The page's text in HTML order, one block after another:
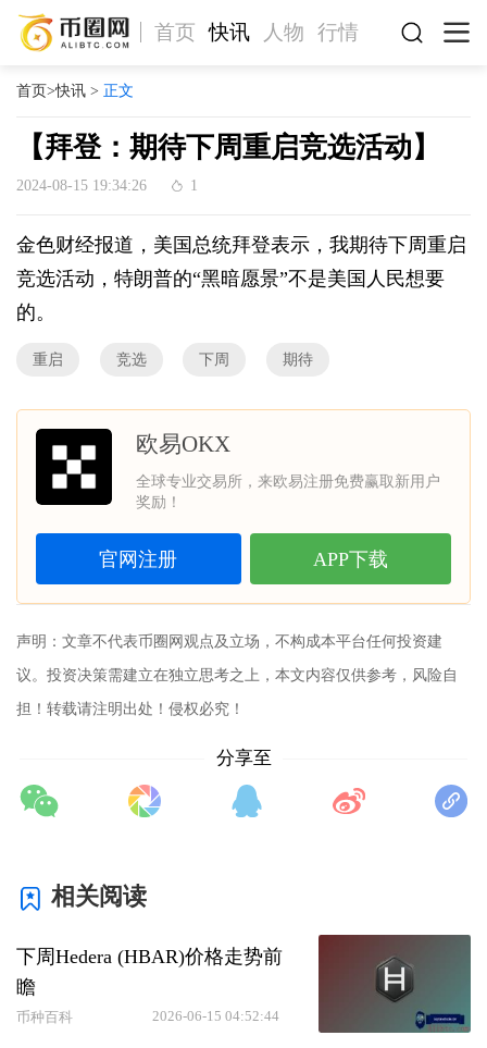
首页 快讯 人物 行情
首页>快讯> 正文
【拜登：期待下周重启竞选活动】
2024-08-15 19:34:26 1
金色财经报道，美国总统拜登表示，我期待下周重启
竞选活动，特朗普的“黑暗愿景”不是美国人民想要
的。
重启 竞选 下周 期待
欧易OKX
全球专业交易所，来欧易注册免费赢取新用户
奖励！
官网注册 APP下载
声明：文章不代表币圈网观点及立场，不构成本平台任何投资建
议。投资决策需建立在独立思考之上，本文内容仅供参考，风险自
担！转载请注明出处！侵权必究！
分享至
相关阅读
下周Hedera (HBAR)价格走势前
瞻
币种百科 2026-06-15 04:52:44